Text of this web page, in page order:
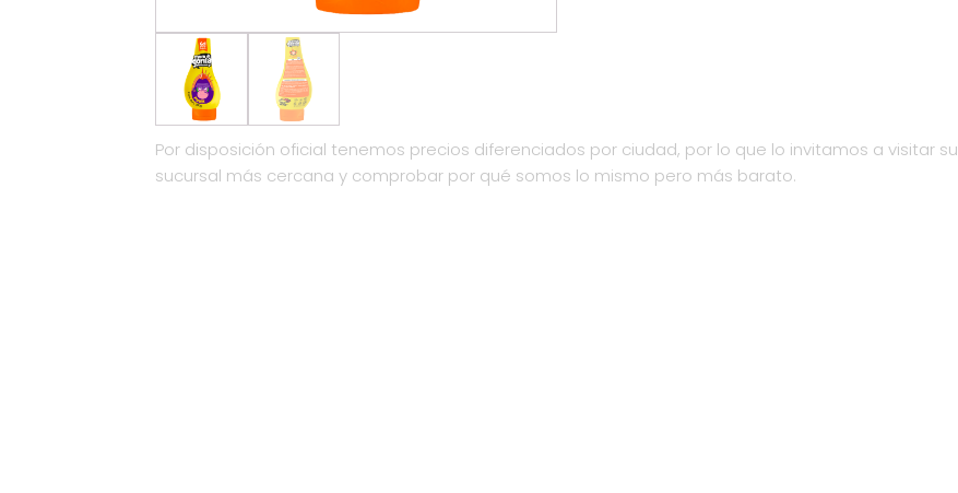
Por disposición oficial tenemos precios diferenciados por ciudad, por lo que lo invitamos a visitar su
sucursal más cercana y comprobar por qué somos lo mismo pero más barato.